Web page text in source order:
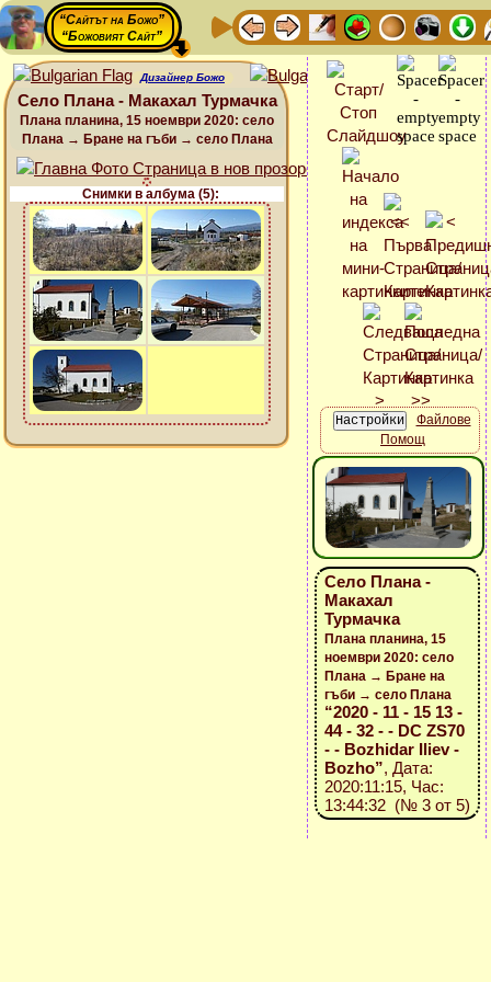
“Сайтът на Божо”
“Божовият Сайт”
Дизайнер Божо
Село Плана - Макахал Турмачка
Плана планина, 15 ноември 2020: село
Плана → Бране на гъби → село Плана
Снимки в албума (5):
Файлове
Помощ
Село Плана -
Макахал
Турмачка
Плана планина, 15
ноември 2020: село
Плана → Бране на
гъби → село Плана
“2020 - 11 - 15 13 -
44 - 32 - - DC ZS70
- - Bozhidar Iliev -
Bozho”, Дата:
2020:11:15, Час:
13:44:32 (№ 3 от 5)